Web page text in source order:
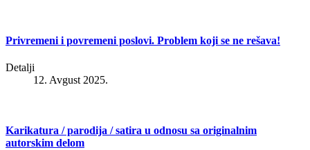
Privremeni i povremeni poslovi. Problem koji se ne rešava!
Detalji
12. Avgust 2025.
Karikatura / parodija / satira u odnosu sa originalnim
autorskim delom